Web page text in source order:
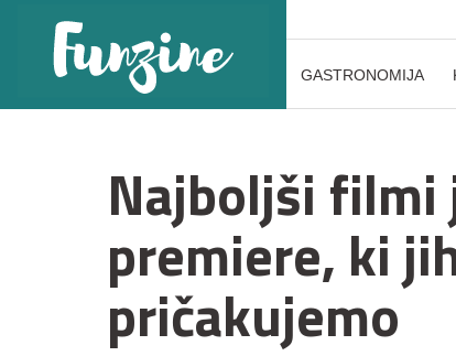
GASTRONOMIJA
Najboljši filmi
premiere, ki
pričakujemo